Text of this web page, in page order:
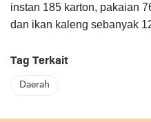
instan 185 karton, pakaian
dan ikan kaleng sebanyak
Tag Terkait
Daerah